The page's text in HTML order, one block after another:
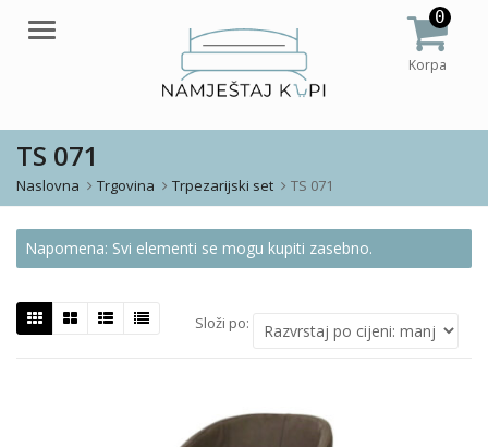
Meni
0
Korpa
TS 071
Naslovna Trgovina Trpezarijski set TS 071
Napomena: Svi elementi se mogu kupiti zasebno.
Složi po: